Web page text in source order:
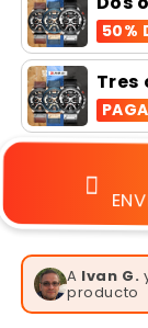
50%
Tres
A Ivan G.
producto